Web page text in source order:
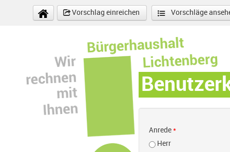
Direkt zum Inhalt
Vorschlag einreichen
Vorschläge
Anrede *
Herr